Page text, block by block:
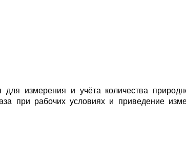
измерения и учёта количества
при рабочих условиях и приведение